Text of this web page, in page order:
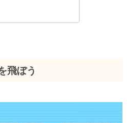
飛ぼう